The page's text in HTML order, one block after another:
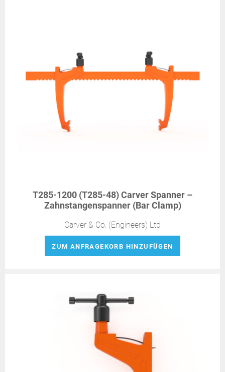
T285-1200 (T285-48) Carver Spanner –
Zahnstangenspanner (Bar Clamp)
Carver & Co. (Engineers) Ltd
ZUM ANFRAGEKORB HINZUFÜGEN